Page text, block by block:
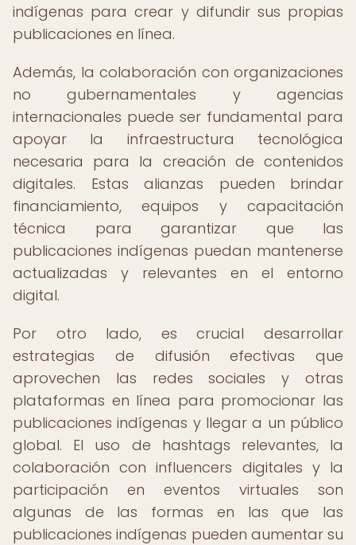
indígenas para crear y difundir sus propias
publicaciones en línea.
Además, la colaboración con organizaciones
no gubernamentales y agencias
internacionales puede ser fundamental para
apoyar la infraestructura tecnológica
necesaria para la creación de contenidos
digitales. Estas alianzas pueden brindar
financiamiento, equipos y capacitación
técnica para garantizar que las
publicaciones indígenas puedan mantenerse
actualizadas y relevantes en el entorno
digital.
Por otro lado, es crucial desarrollar
estrategias de difusión efectivas que
aprovechen las redes sociales y otras
plataformas en línea para promocionar las
publicaciones indígenas y llegar a un público
global. El uso de hashtags relevantes, la
colaboración con influencers digitales y la
participación en eventos virtuales son
algunas de las formas en las que las
publicaciones indígenas pueden aumentar su